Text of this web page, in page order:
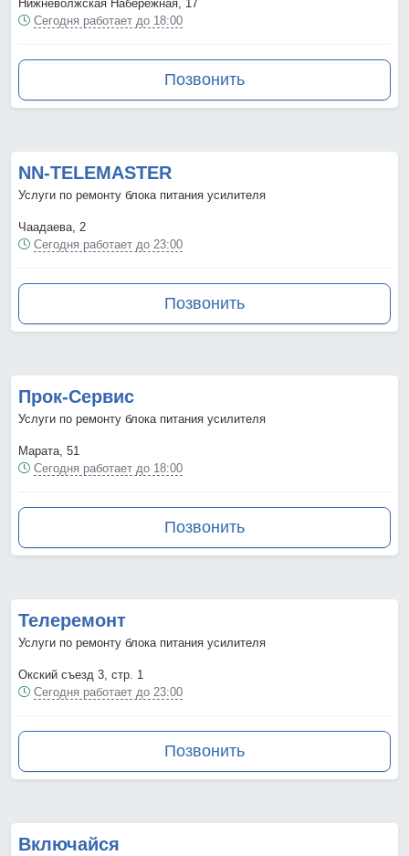
Нижневолжская Набережная, 17
Сегодня работает до 18:00
Позвонить
NN-TELEMASTER
Услуги по ремонту блока питания усилителя
Чаадаева, 2
Сегодня работает до 23:00
Позвонить
Прок-Сервис
Услуги по ремонту блока питания усилителя
Марата, 51
Сегодня работает до 18:00
Позвонить
Телеремонт
Услуги по ремонту блока питания усилителя
Окский съезд 3, стр. 1
Сегодня работает до 23:00
Позвонить
Включайся